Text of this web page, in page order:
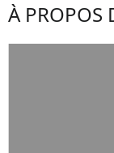
À PROPOS